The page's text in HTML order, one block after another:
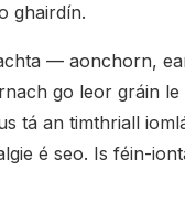
ghairdín.
— aonchorn,
go leor gráin
tá an timthriall
é seo. Is féin-